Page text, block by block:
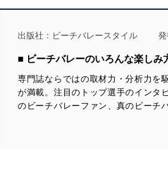
令及びその他の規範を常に
個人情報の安全管理措置
当社は、個人情報の正確性
漏えい、滅失またはき損の
アクセス制御
出版社： ビーチバレースタイル
■ ビーチバレーのいろんな楽し
専門誌ならではの取材力・分析力を
が満載。注目のトップ選手のインタ
のビーチバレーファン、真のビーチ